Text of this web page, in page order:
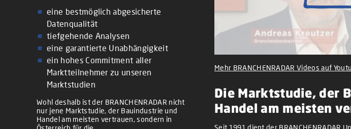
eine bestmöglich abgesicherte
Datenqualität
tiefgehende Analysen
eine garantierte Unabhängigkeit
ein hohes Commitment aller
Marktteilnehmer zu unseren
Marktstudien
Wohl deshalb ist der BRANCHENRADAR nicht
nur jene Marktstudie, der Bauindustrie und
Handel am meisten vertrauen, sondern in
Mehr BRANCHENRADAR Videos auf
Die Marktstudie, der
Handel am meisten
Seit 1991 dient der BRANCHENRADAR